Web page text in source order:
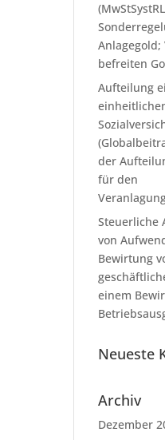
befreiten
Aufteilung
der
für den
Steuerliche
von
Bewirtung
einem
Neueste
Archiv
Dezember